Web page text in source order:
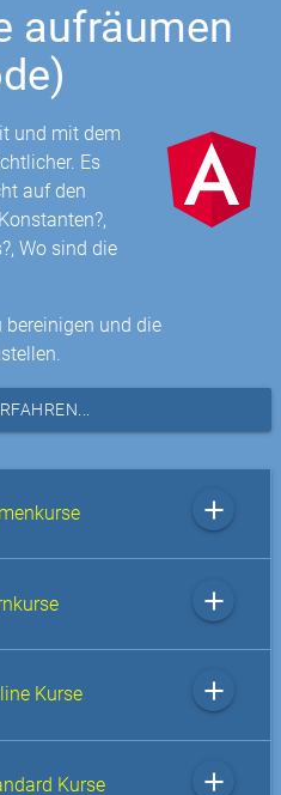
aufräumen
und mit dem
Es
auf den
Wo sind die
bereinigen und die
add
add
Kurse add
Kurse add